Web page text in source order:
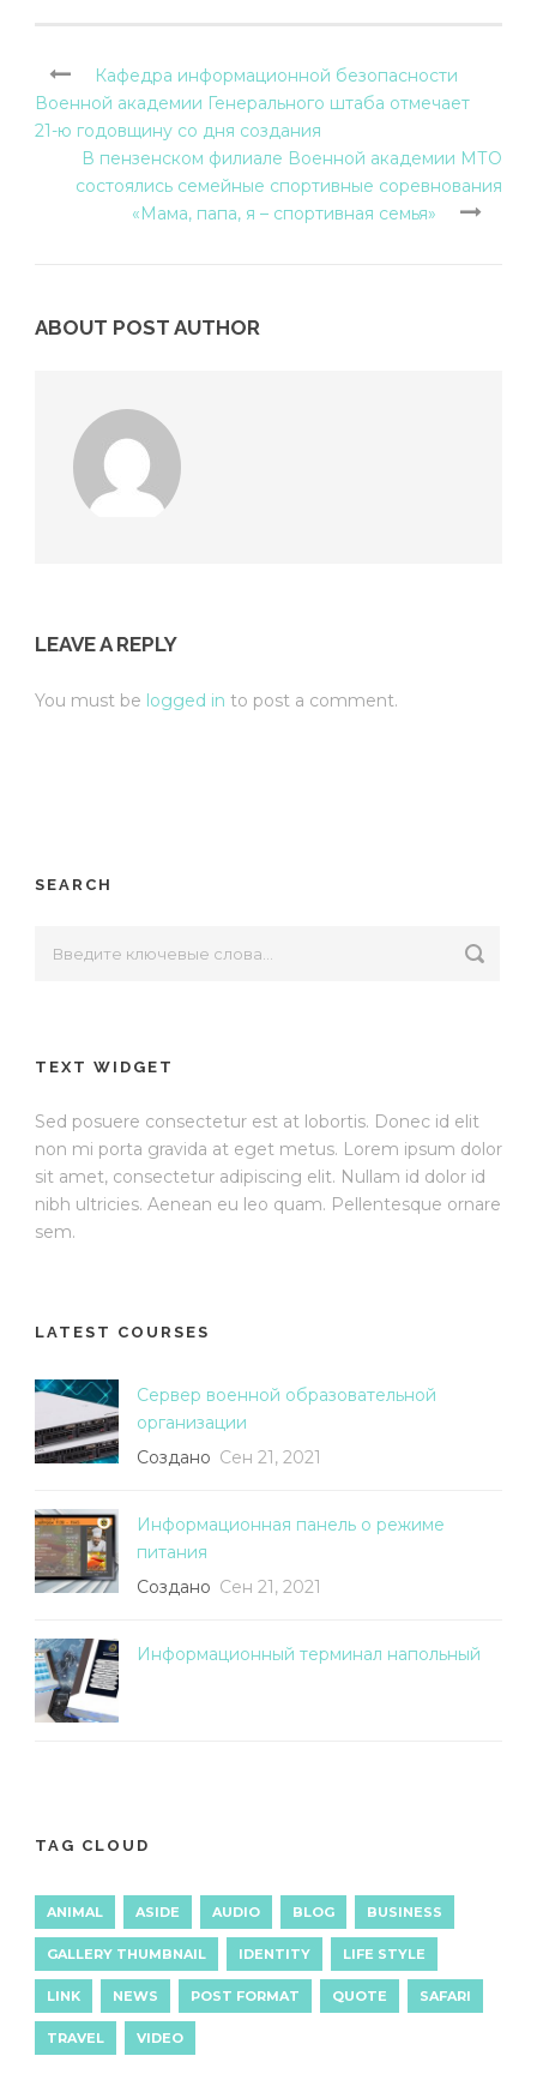
Кафедра информационной безопасности
Военной академии Генерального штаба отмечает
21-ю годовщину со дня создания
В пензенском филиале Военной академии МТО
состоялись семейные спортивные соревнования
«Мама, папа, я – спортивная семья»
ABOUT POST AUTHOR
LEAVE A REPLY
You must be logged in to post a comment.
SEARCH
TEXT WIDGET
Sed posuere consectetur est at lobortis. Donec id elit
non mi porta gravida at eget metus. Lorem ipsum dolor
sit amet, consectetur adipiscing elit. Nullam id dolor id
nibh ultricies. Aenean eu leo quam. Pellentesque ornare
sem.
LATEST COURSES
Сервер военной образовательной
организации
Создано Сен 21, 2021
Информационная панель о режиме
питания
Создано Сен 21, 2021
Информационный терминал напольный
TAG CLOUD
ANIMAL ASIDE AUDIO BLOG BUSINESS
GALLERY THUMBNAIL IDENTITY LIFE STYLE
LINK NEWS POST FORMAT QUOTE SAFARI
TRAVEL VIDEO